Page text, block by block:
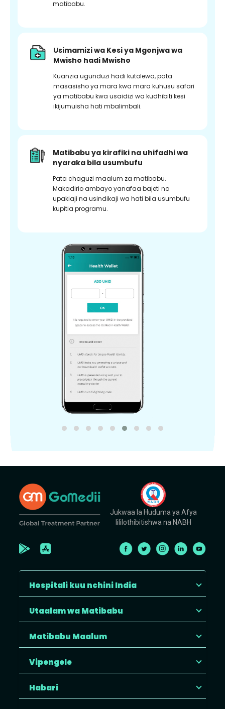
matibabu.
Usimamizi wa Kesi ya Mgonjwa wa
Mwisho hadi Mwisho
Kuanzia ugunduzi hadi kutolewa, pata
masasisho ya mara kwa mara kuhusu safari
ya matibabu kwa usaidizi wa kudhibiti kesi
ikijumuisha hati mbalimbali.
Matibabu ya kirafiki na uhifadhi wa
nyaraka bila usumbufu
Pata chaguzi maalum za matibabu.
Makadirio ambayo yanafaa bajeti na
upakiaji na usindikaji wa hati bila usumbufu
kupitia programu.
Jukwaa la Huduma ya Afya
lililothibitishwa na NABH
Hospitali kuu nchini India
Utaalam wa Matibabu
Matibabu Maalum
Vipengele
Habari